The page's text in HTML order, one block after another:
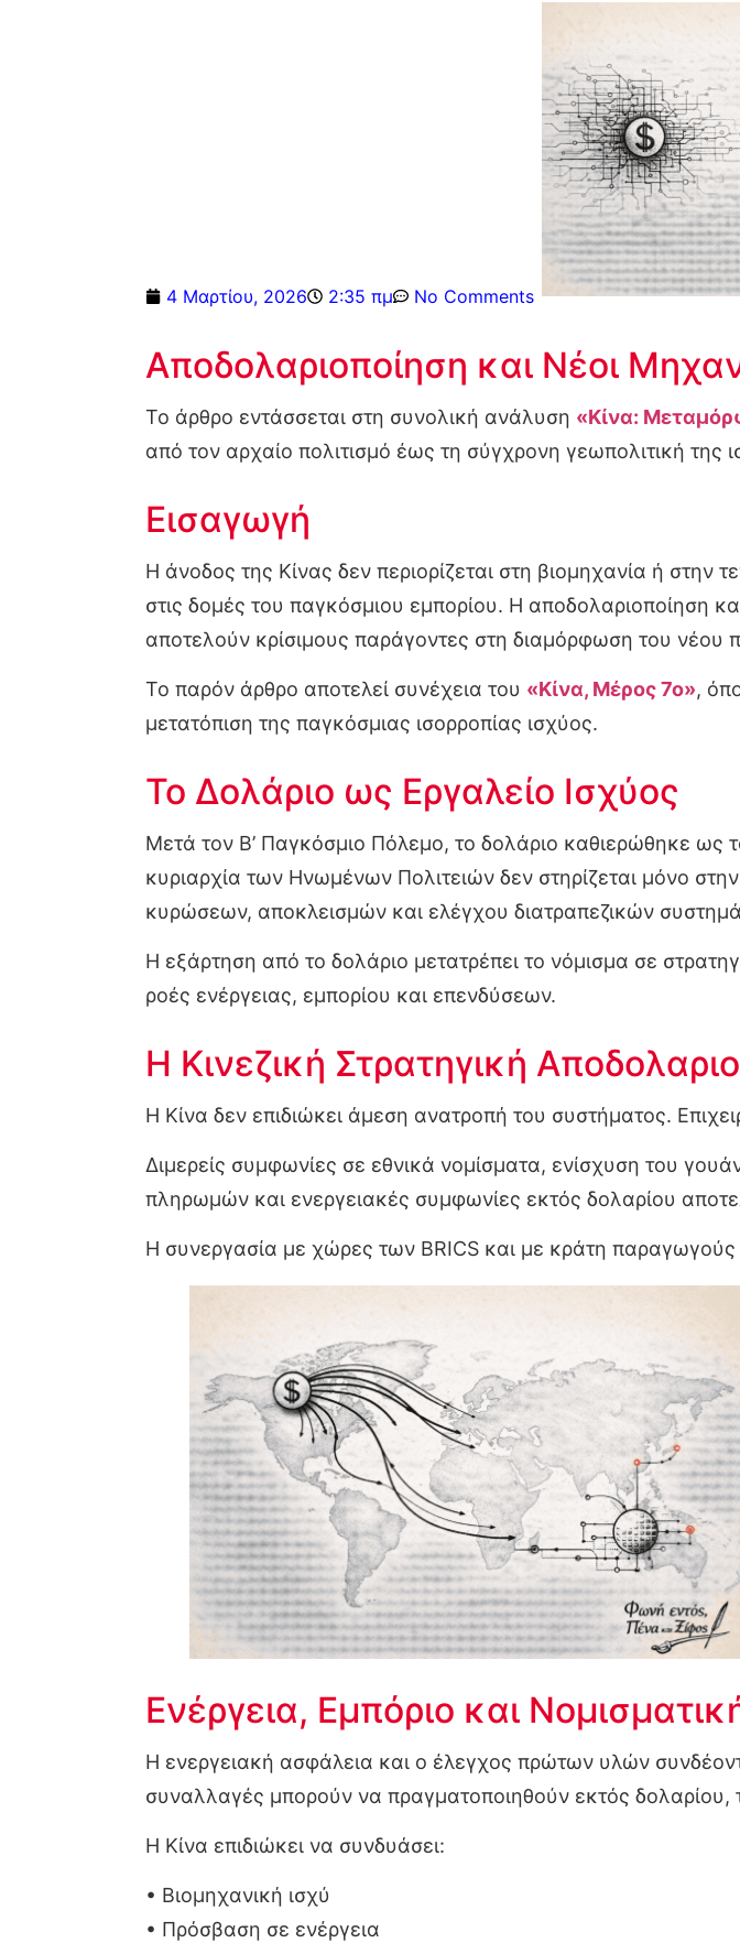
4 Μαρτίου, 2026 2:35 πμ No Comments
Αποδολαριοποίηση και Νέοι
Το άρθρο εντάσσεται στη συνολική ανάλυση «Κίνα:
από τον αρχαίο πολιτισμό έως τη σύγχρονη γεωπολιτική της
Εισαγωγή
Η άνοδος της Κίνας δεν περιορίζεται στη βιομηχανία ή στην
στις δομές του παγκόσμιου εμπορίου. Η αποδολαριοποίηση
αποτελούν κρίσιμους παράγοντες στη διαμόρφωση του νέου
Το παρόν άρθρο αποτελεί συνέχεια του «Κίνα, Μέρος 7ο»,
μετατόπιση της παγκόσμιας ισορροπίας ισχύος.
Το Δολάριο ως Εργαλείο Ισχύος
Μετά τον Β’ Παγκόσμιο Πόλεμο, το δολάριο καθιερώθηκε ως
κυριαρχία των Ηνωμένων Πολιτειών δεν στηρίζεται μόνο
κυρώσεων, αποκλεισμών και ελέγχου διατραπεζικών
Η εξάρτηση από το δολάριο μετατρέπει το νόμισμα σε
ροές ενέργειας, εμπορίου και επενδύσεων.
Η Κινεζική Στρατηγική
Η Κίνα δεν επιδιώκει άμεση ανατροπή του συστήματος.
Διμερείς συμφωνίες σε εθνικά νομίσματα, ενίσχυση του
πληρωμών και ενεργειακές συμφωνίες εκτός δολαρίου
Η συνεργασία με χώρες των BRICS και με κράτη παραγωγούς
Ενέργεια, Εμπόριο και
Η ενεργειακή ασφάλεια και ο έλεγχος πρώτων υλών
συναλλαγές μπορούν να πραγματοποιηθούν εκτός δολαρίου,
Η Κίνα επιδιώκει να συνδυάσει:
• Βιομηχανική ισχύ
• Πρόσβαση σε ενέργεια